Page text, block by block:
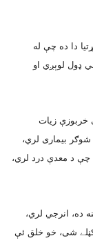
دا ده چې له
ډول لوېږي او
خربوزې زيات
بيمارى لري،
چې د معدې درد لري،
ده، انرجي لري،
شى، خو خلق ئې